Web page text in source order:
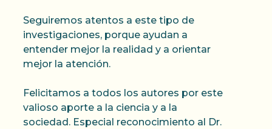
Seguiremos atentos a este tipo de
investigaciones, porque ayudan a
entender mejor la realidad y a orientar
mejor la atención.
Felicitamos a todos los autores por este
valioso aporte a la ciencia y a la
sociedad. Especial reconocimiento al Dr.